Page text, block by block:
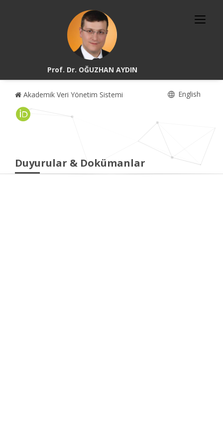
Prof. Dr. OĞUZHAN AYDIN
Akademik Veri Yönetim Sistemi English
Duyurular & Dokümanlar